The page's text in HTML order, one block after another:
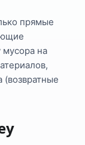
прямые
мусора на
(возвратные